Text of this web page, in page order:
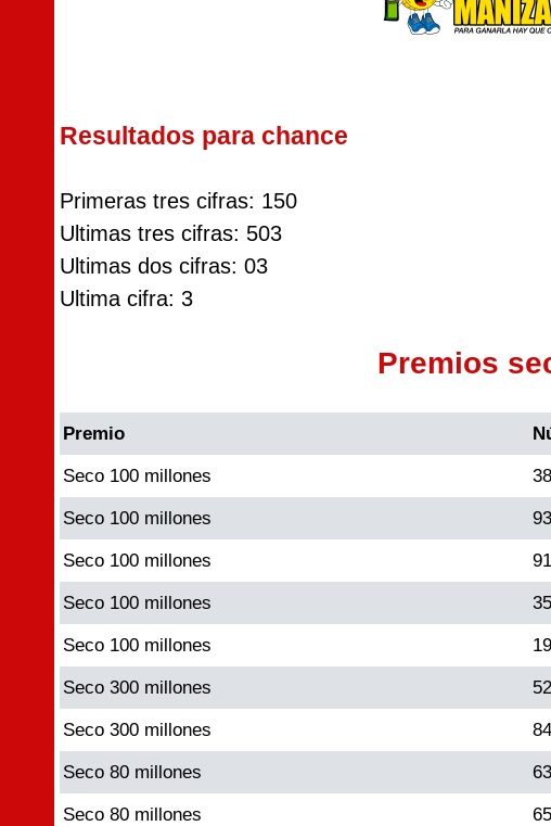
Resultados para chance
Primeras tres cifras: 150
Ultimas tres cifras: 503
Ultimas dos cifras: 03
Ultima cifra: 3
Premios
Premio
Seco 100 millones
Seco 100 millones
Seco 100 millones
Seco 100 millones
Seco 100 millones
Seco 300 millones
Seco 300 millones
Seco 80 millones
Seco 80 millones